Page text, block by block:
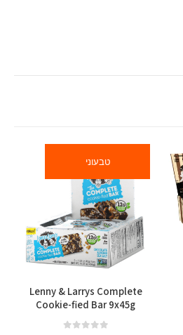
טבעוני
למוצר זה יש מספר סוגים. ניתן לבחור את האפשרויות בעמוד המוצר
Lenny & Larrys Complete
Cookie-fied Bar 9x45g